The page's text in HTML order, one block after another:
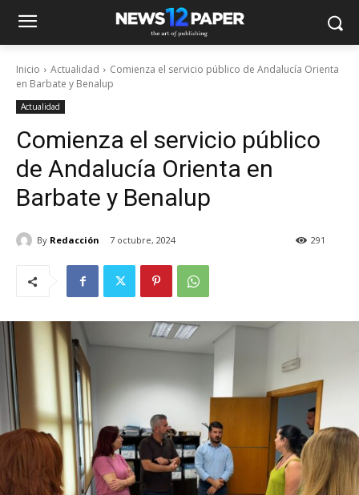
Inicio Actualidad
Comienza el servicio público de Andalucía Orienta
en Barbate y Benalup
Actualidad
Comienza el servicio público
de Andalucía Orienta en
Barbate y Benalup
By Redacción 7 octubre, 2024 291